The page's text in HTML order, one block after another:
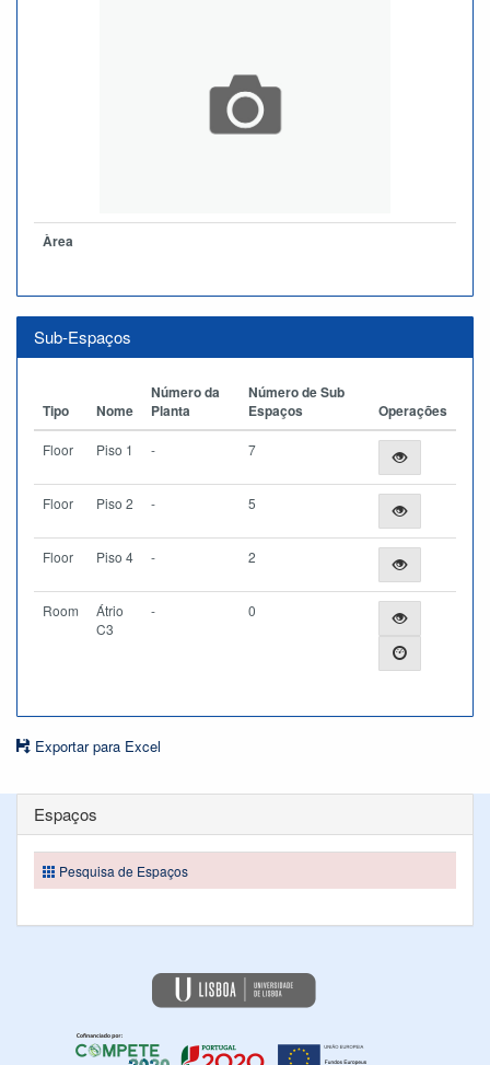
Àrea
Sub-Espaços
Tipo Nome
Número da
Planta
Número de Sub
Espaços
Operações
Floor Piso 1 - 7
Floor Piso 2 - 5
Floor Piso 4 - 2
Room
Átrio
C3
- 0
Exportar para Excel
Espaços
Pesquisa de Espaços